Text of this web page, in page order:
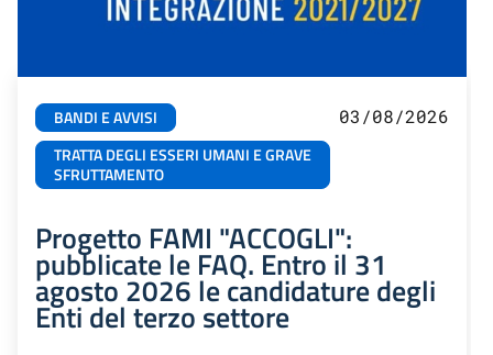
BANDI E AVVISI
TRATTA DEGLI ESSERI UMANI E GRAVE
SFRUTTAMENTO
03/08/2026
Progetto FAMI "ACCOGLI":
pubblicate le FAQ. Entro il 31
agosto 2026 le candidature degli
Enti del terzo settore